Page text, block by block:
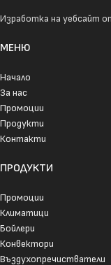
Изработка на уебсайт
МЕНЮ
Начало
За нас
Промоции
Продукти
Контакти
ПРОДУКТИ
Промоции
Климатици
Бойлери
Конвектори
Въздухопречистватели